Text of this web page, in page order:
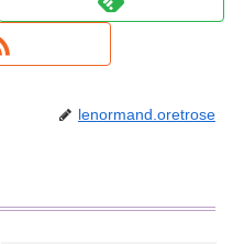
lenormand.oretrose